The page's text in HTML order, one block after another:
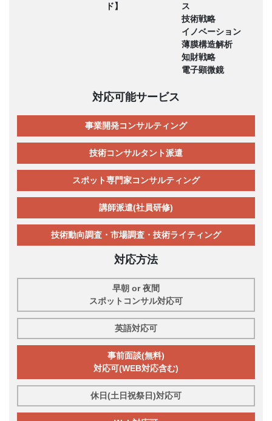
ド】
ス
技術戦略
イノベーション
薄膜構造解析
知財戦略
電子顕微鏡
対応可能サービス
事業開発コンサルティング
技術コンサルタント派遣
スポット専門家コンサルティング
講師派遣(社員研修)
技術動向調査・市場調査・技術ライティング
対応方法
早朝 or 夜間
スポットコンサル対応可
英語対応可
事前面談(無料)
対応可(WEB対応含む)
休日(土日祝祭日)対応可